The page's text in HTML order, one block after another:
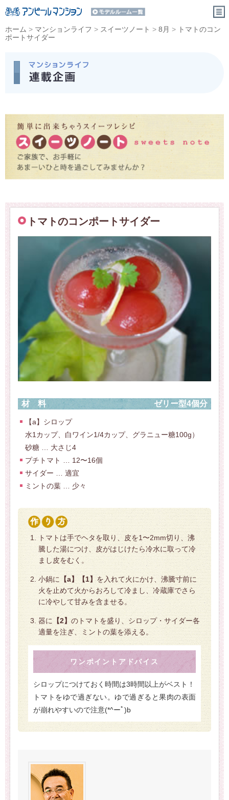
ホーム > マンションライフ > スイーツノート > 8月 >
トマトのコン
ポートサイダー
トマトのコンポートサイダー
材料 ゼリー型4個分
【a】シロップ
水1カップ、白ワイン1/4カップ、グラニュー糖100g）
砂糖 … 大さじ4
プチトマト … 12〜16個
サイダー … 適宜
ミントの葉 … 少々
トマトは手でヘタを取り、皮を1〜2mm切り、沸
騰した湯につけ、皮がはじけたら冷水に取って冷
まし皮をむく。
小鍋に 【a】【1】 を入れて火にかけ、沸騰寸前に
火を止めて火からおろして冷まし、冷蔵庫でさら
に冷やして甘みを含ませる。
器に 【2】 のトマトを盛り、シロップ・サイダー各
適量を注ぎ、ミントの葉を添える。
ワンポイントアドバイス
シロップにつけておく時間は3時間以上がベスト！
トマトをゆで過ぎない。ゆで過ぎると果肉の表面
が崩れやすいので注意(*^ーﾟ)b